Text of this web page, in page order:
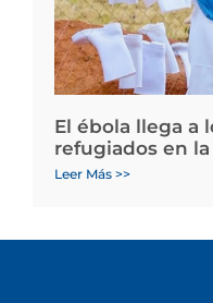
El ébola llega a
refugiados en la
Leer Más >>